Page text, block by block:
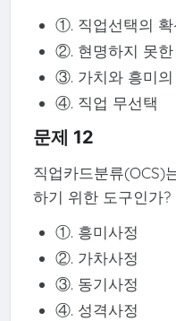
①. 직업선택의 확
②. 현명하지 못한
③. 가치와 흥미의
④. 직업 무선택
문제 12
직업카드분류(OCS)
하기 위한 도구인가?
①. 흥미사정
②. 가차사정
③. 동기사정
④. 성격사정